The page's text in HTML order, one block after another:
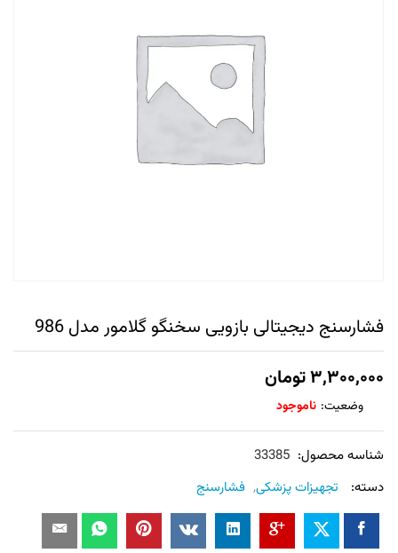
فشارسنج دیجیتالی بازویی سخنگو گلامور مدل 986
۳,۳۰۰,۰۰۰تومان
وضعیت: ناموجود
شناسه محصول: 33385
دسته:
تجهیزات پزشکی, فشارسنج